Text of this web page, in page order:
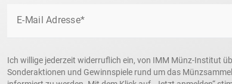
E-Mail Adresse*
Ich willige jederzeit widerruflich ein, von IMM Münz-Institut
Sonderaktionen und Gewinnspiele rund um das